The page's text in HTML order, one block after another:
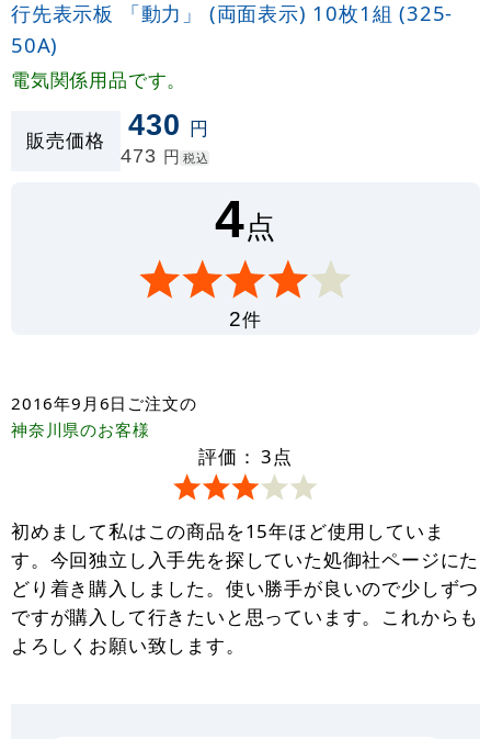
行先表示板 「動力」 (両面表示) 10枚1組 (325-
50A)
電気関係用品です。
販売価格 430 円
473 円 税込
4点
2件
2016年9月6日 ご注文の
神奈川県のお客様
評価： 3点
初めまして私はこの商品を15年ほど使用していま
す。今回独立し入手先を探していた処御社ページにた
どり着き購入しました。使い勝手が良いので少しずつ
ですが購入して行きたいと思っています。これからも
よろしくお願い致します。